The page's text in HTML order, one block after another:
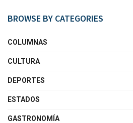
BROWSE BY CATEGORIES
COLUMNAS
CULTURA
DEPORTES
ESTADOS
GASTRONOMÍA